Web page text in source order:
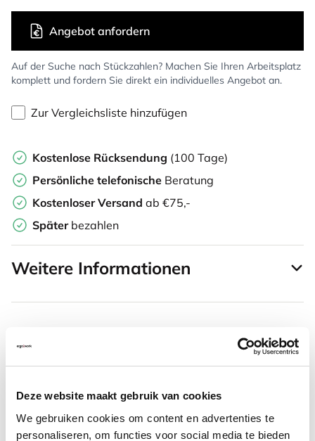
Deze website maakt gebruik van cookies
We gebruiken cookies om content en advertenties te
personaliseren, om functies voor social media te bieden
Auf der Suche nach Stückzahlen? Machen Sie Ihren Arbeitsplatz
komplett und fordern Sie direkt ein individuelles Angebot an.
Angebot anfordern
Zur Vergleichsliste hinzufügen
Kostenlose Rücksendung (100 Tage)
Persönliche telefonische Beratung
Kostenloser Versand ab €75,-
Später bezahlen
Weitere Informationen
Häufig zusammen gekauft mit
SRM Evolution vertikale
Maus rechtshändig kabellos